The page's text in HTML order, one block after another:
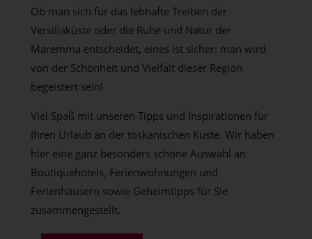
Ob man sich für das lebhafte Treiben der
Versiliaküste oder die Ruhe und Natur der
Maremma entscheidet, eines ist sicher: man wird
von der Schönheit und Vielfalt dieser Region
begeistert sein!
Viel Spaß mit unseren Tipps und Inspirationen für
Ihren Urlaub an der toskanischen Küste. Wir haben
hier eine ganz besonders schöne Auswahl an
Boutiquehotels, Ferienwohnungen und
Ferienhäusern sowie Geheimtipps für Sie
zusammengestellt.